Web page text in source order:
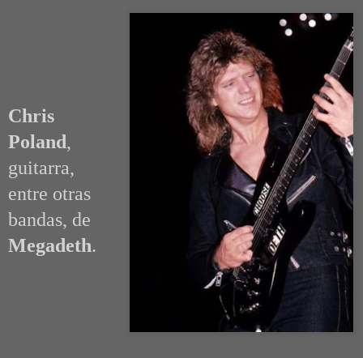
Chris
Poland,
guitarra,
entre otras
bandas, de
Megadeth.